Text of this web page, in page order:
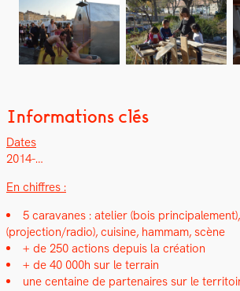
Informations clés
Dates
2014-…
En chiffres :
5 car­a­vanes : ate­lier (bois
(projection/radio), cui­sine, ham­mam, scène
+ de 250 actions depuis la créa­tion
+ de 40 000h sur le ter­rain
une cen­taine de parte­naires sur le